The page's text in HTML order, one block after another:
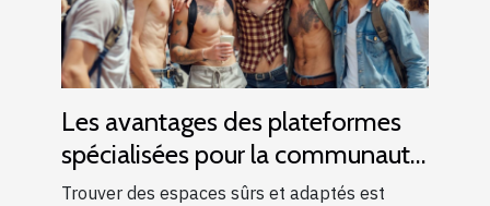
Les avantages des plateformes
spécialisées pour la communauté
gay
Trouver des espaces sûrs et adaptés est